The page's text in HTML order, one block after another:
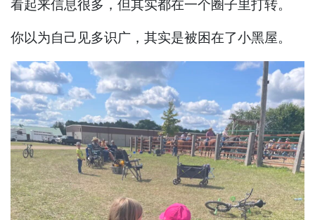
看起来信息很多，但其实都在一个圈子里打转。
你以为自己见多识广，其实是被困在了小黑屋。